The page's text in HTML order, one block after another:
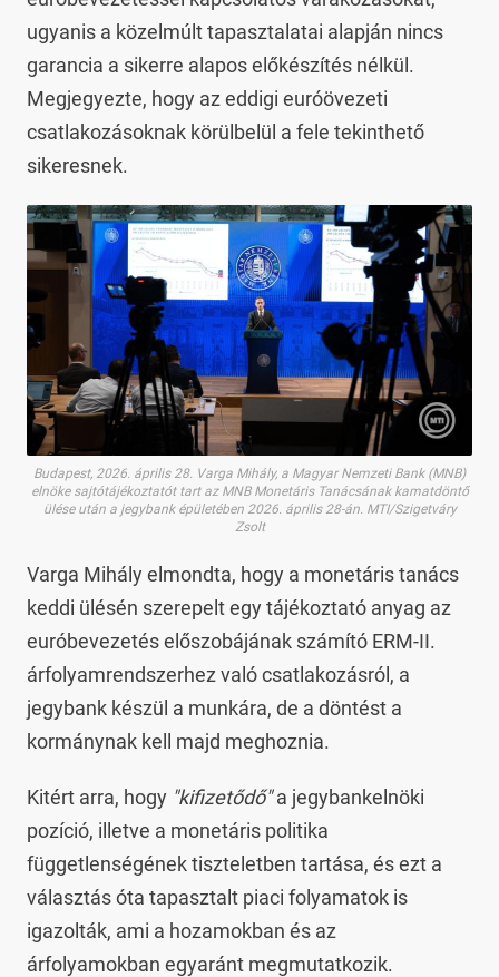
ugyanis a közelmúlt tapasztalatai alapján nincs
garancia a sikerre alapos előkészítés nélkül.
Megjegyezte, hogy az eddigi euróövezeti
csatlakozásoknak körülbelül a fele tekinthető
sikeresnek.
Budapest, 2026. április 28. Varga Mihály, a Magyar Nemzeti Bank (MNB)
elnöke sajtótájékoztatót tart az MNB Monetáris Tanácsának kamatdöntő
ülése után a jegybank épületében 2026. április 28-án. MTI/Szigetváry
Zsolt
Varga Mihály elmondta, hogy a monetáris tanács
keddi ülésén szerepelt egy tájékoztató anyag az
euróbevezetés előszobájának számító ERM-II.
árfolyamrendszerhez való csatlakozásról, a
jegybank készül a munkára, de a döntést a
kormánynak kell majd meghoznia.
Kitért arra, hogy "kifizetődő"a jegybankelnöki
pozíció, illetve a monetáris politika
függetlenségének tiszteletben tartása, és ezt a
választás óta tapasztalt piaci folyamatok is
igazolták, ami a hozamokban és az
árfolyamokban egyaránt megmutatkozik.